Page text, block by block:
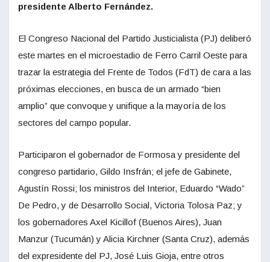
presidente Alberto Fernández.
El Congreso Nacional del Partido Justicialista (PJ) deliberó
este martes en el microestadio de Ferro Carril Oeste para
trazar la estrategia del Frente de Todos (FdT) de cara a las
próximas elecciones, en busca de un armado “bien
amplio” que convoque y unifique a la mayoría de los
sectores del campo popular.
Participaron el gobernador de Formosa y presidente del
congreso partidario, Gildo Insfrán; el jefe de Gabinete,
Agustín Rossi; los ministros del Interior, Eduardo “Wado”
De Pedro, y de Desarrollo Social, Victoria Tolosa Paz; y
los gobernadores Axel Kicillof (Buenos Aires), Juan
Manzur (Tucumán) y Alicia Kirchner (Santa Cruz), además
del expresidente del PJ, José Luis Gioja, entre otros